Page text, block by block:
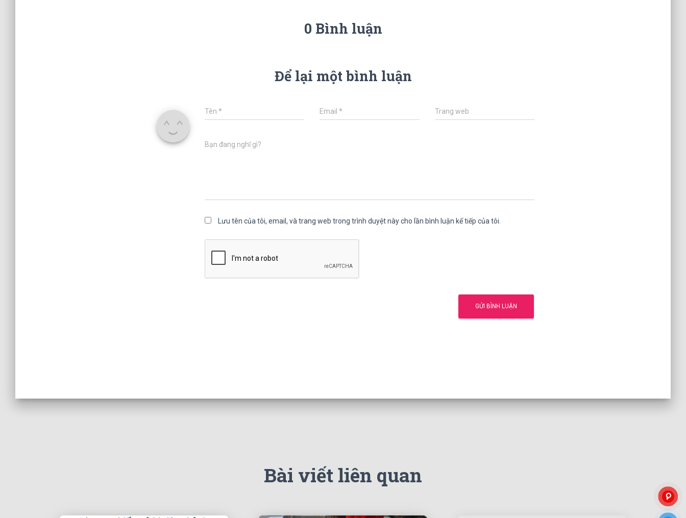
0 Bình luận
Để lại một bình luận
Tên * Email* Trang web
Bạn đang nghĩ gì?
Lưu tên của tôi, email, và trang web trong trình duyệt này cho lần bình luận kế tiếp của tôi.
Bài viết liên quan